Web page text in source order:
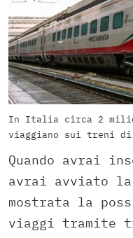
In Italia circa 2
viaggiano sui treni di
Quando avrai
avrai avviato
mostrata la
viaggi tramite